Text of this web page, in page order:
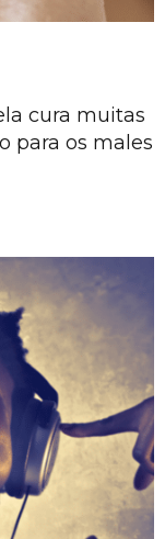
cura muitas
para os males